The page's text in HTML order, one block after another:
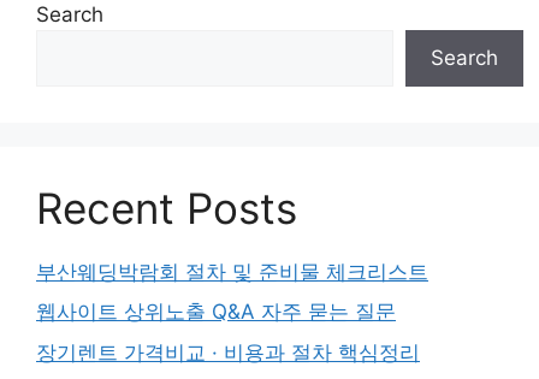
Search
Search
Recent Posts
부산웨딩박람회 절차 및 준비물 체크리스트
웹사이트 상위노출 Q&A 자주 묻는 질문
장기렌트 가격비교 · 비용과 절차 핵심정리